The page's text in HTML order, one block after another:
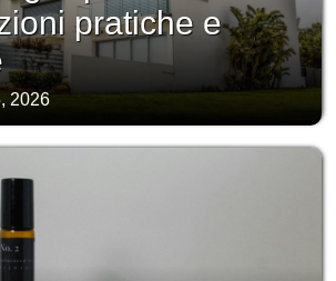
pratiche e
2026